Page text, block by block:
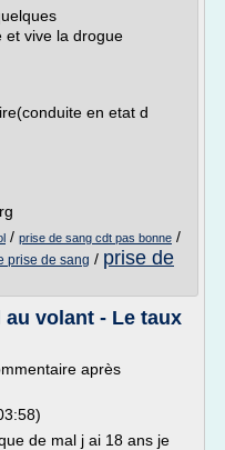
et vive la drogue
en etat d
/ prise de sang cdt pas bonne /
prise de sang / prise de
volant - Le taux
après
de mal j ai 18 ans je